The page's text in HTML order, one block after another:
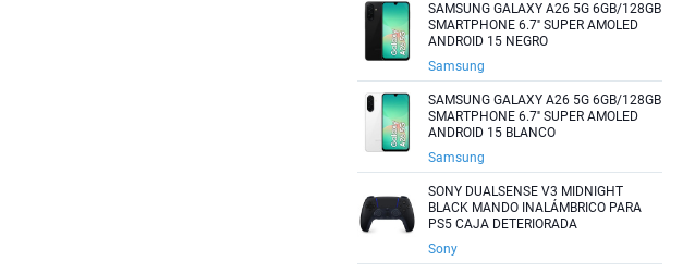
SAMSUNG GALAXY A26 5G 6GB/128GB
SMARTPHONE 6.7'' SUPER AMOLED
ANDROID 15 NEGRO
Samsung
SAMSUNG GALAXY A26 5G 6GB/128GB
SMARTPHONE 6.7'' SUPER AMOLED
ANDROID 15 BLANCO
Samsung
SONY DUALSENSE V3 MIDNIGHT
BLACK MANDO INALÁMBRICO PARA
PS5 CAJA DETERIORADA
Sony